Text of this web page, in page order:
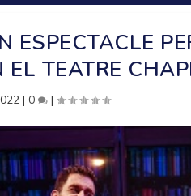
ESPECTACLE
EL TEATRE
|0 |